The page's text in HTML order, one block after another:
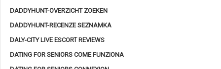
DADDYHUNT-OVERZICHT ZOEKEN
DADDYHUNT-RECENZE SEZNAMKA
DALY-CITY LIVE ESCORT REVIEWS
DATING FOR SENIORS COME FUNZIONA